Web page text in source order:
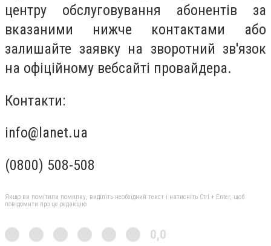
центру обслуговування абонентів за
вказаними нижче контактами або
залишайте заявку на зворотний зв'язок
на офіційному вебсайті провайдера.
Контакти:
info@lanet.ua
(0800) 508-508
Якщо ви помітили помилку, виділіть необхідний текст і натисніть Ctrl + Enter, щоб
повідомити про це редакцію
0,0